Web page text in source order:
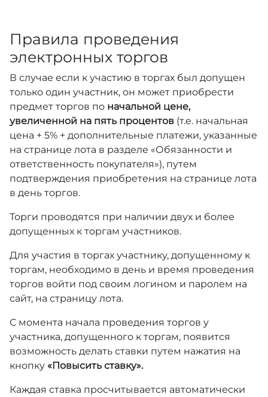
Правила проведения
электронных торгов
В случае если к участию в торгах был допущен
только один участник, он может приобрести
предмет торгов по начальной цене,
увеличенной на пять процентов (т.е. начальная
цена + 5% + дополнительные платежи, указанные
на странице лота в разделе «Обязанности и
ответственность покупателя»), путем
подтверждения приобретения на странице лота
в день торгов.
Торги проводятся при наличии двух и более
допущенных к торгам участников.
Для участия в торгах участнику, допущенному к
торгам, необходимо в день и время проведения
торгов войти под своим логином и паролем на
сайт, на страницу лота.
С момента начала проведения торгов у
участника, допущенного к торгам, появится
возможность делать ставки путем нажатия на
кнопку «Повысить ставку».
Каждая ставка просчитывается автоматически